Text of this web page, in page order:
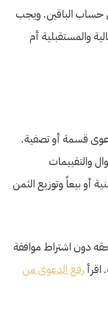
في حساب الباقين. ويجب
والمستقبلية أم
قسمة أو تصفية.
والتقييمات
أو بيعاً وتوزيع الثمن
دون اشتراط موافقة
رفع الدعوى من